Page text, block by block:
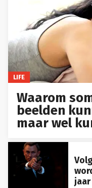
LIFE
Waarom
beelden
maar wel